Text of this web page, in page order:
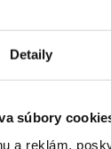
Detaily
súbory
a reklám,
tento